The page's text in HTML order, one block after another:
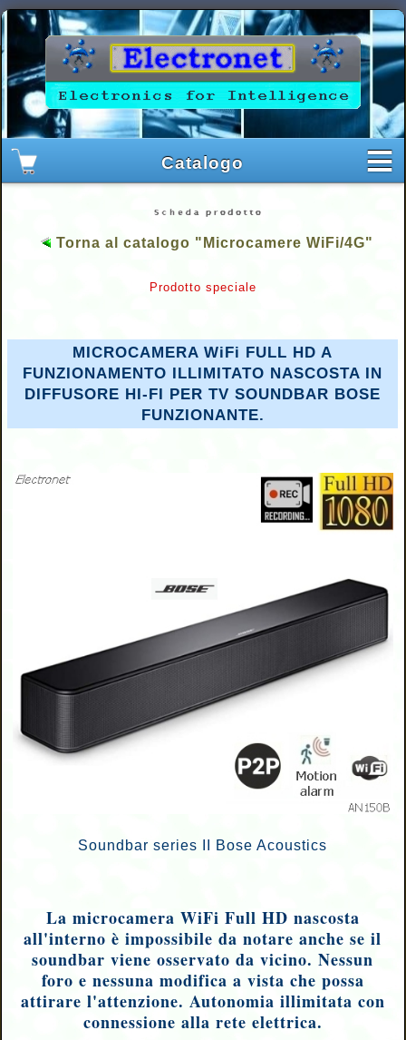
Torna al catalogo "Microcamere WiFi/4G"
Prodotto speciale
MICROCAMERA WiFi FULL HD A
FUNZIONAMENTO ILLIMITATO NASCOSTA IN
DIFFUSORE HI-FI PER TV SOUNDBAR BOSE
FUNZIONANTE.
Soundbar series II Bose Acoustics
La microcamera WiFi Full HD nascosta
all'interno è impossibile da notare anche se il
soundbar viene osservato da vicino. Nessun
foro e nessuna modifica a vista che possa
attirare l'attenzione. Autonomia illimitata con
connessione alla rete elettrica.